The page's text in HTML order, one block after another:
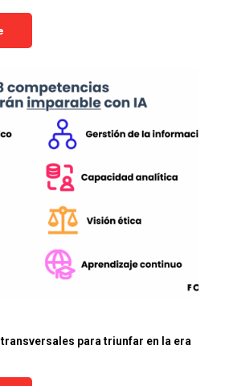
para triunfar en la era